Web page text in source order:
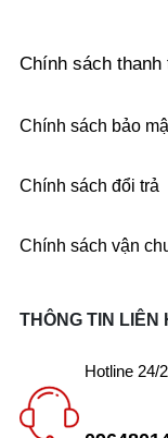
Chính sách thanh
Chính sách bảo
Chính sách đổi trả
Chính sách vận
THÔNG TIN LIÊN
Hotline 24/